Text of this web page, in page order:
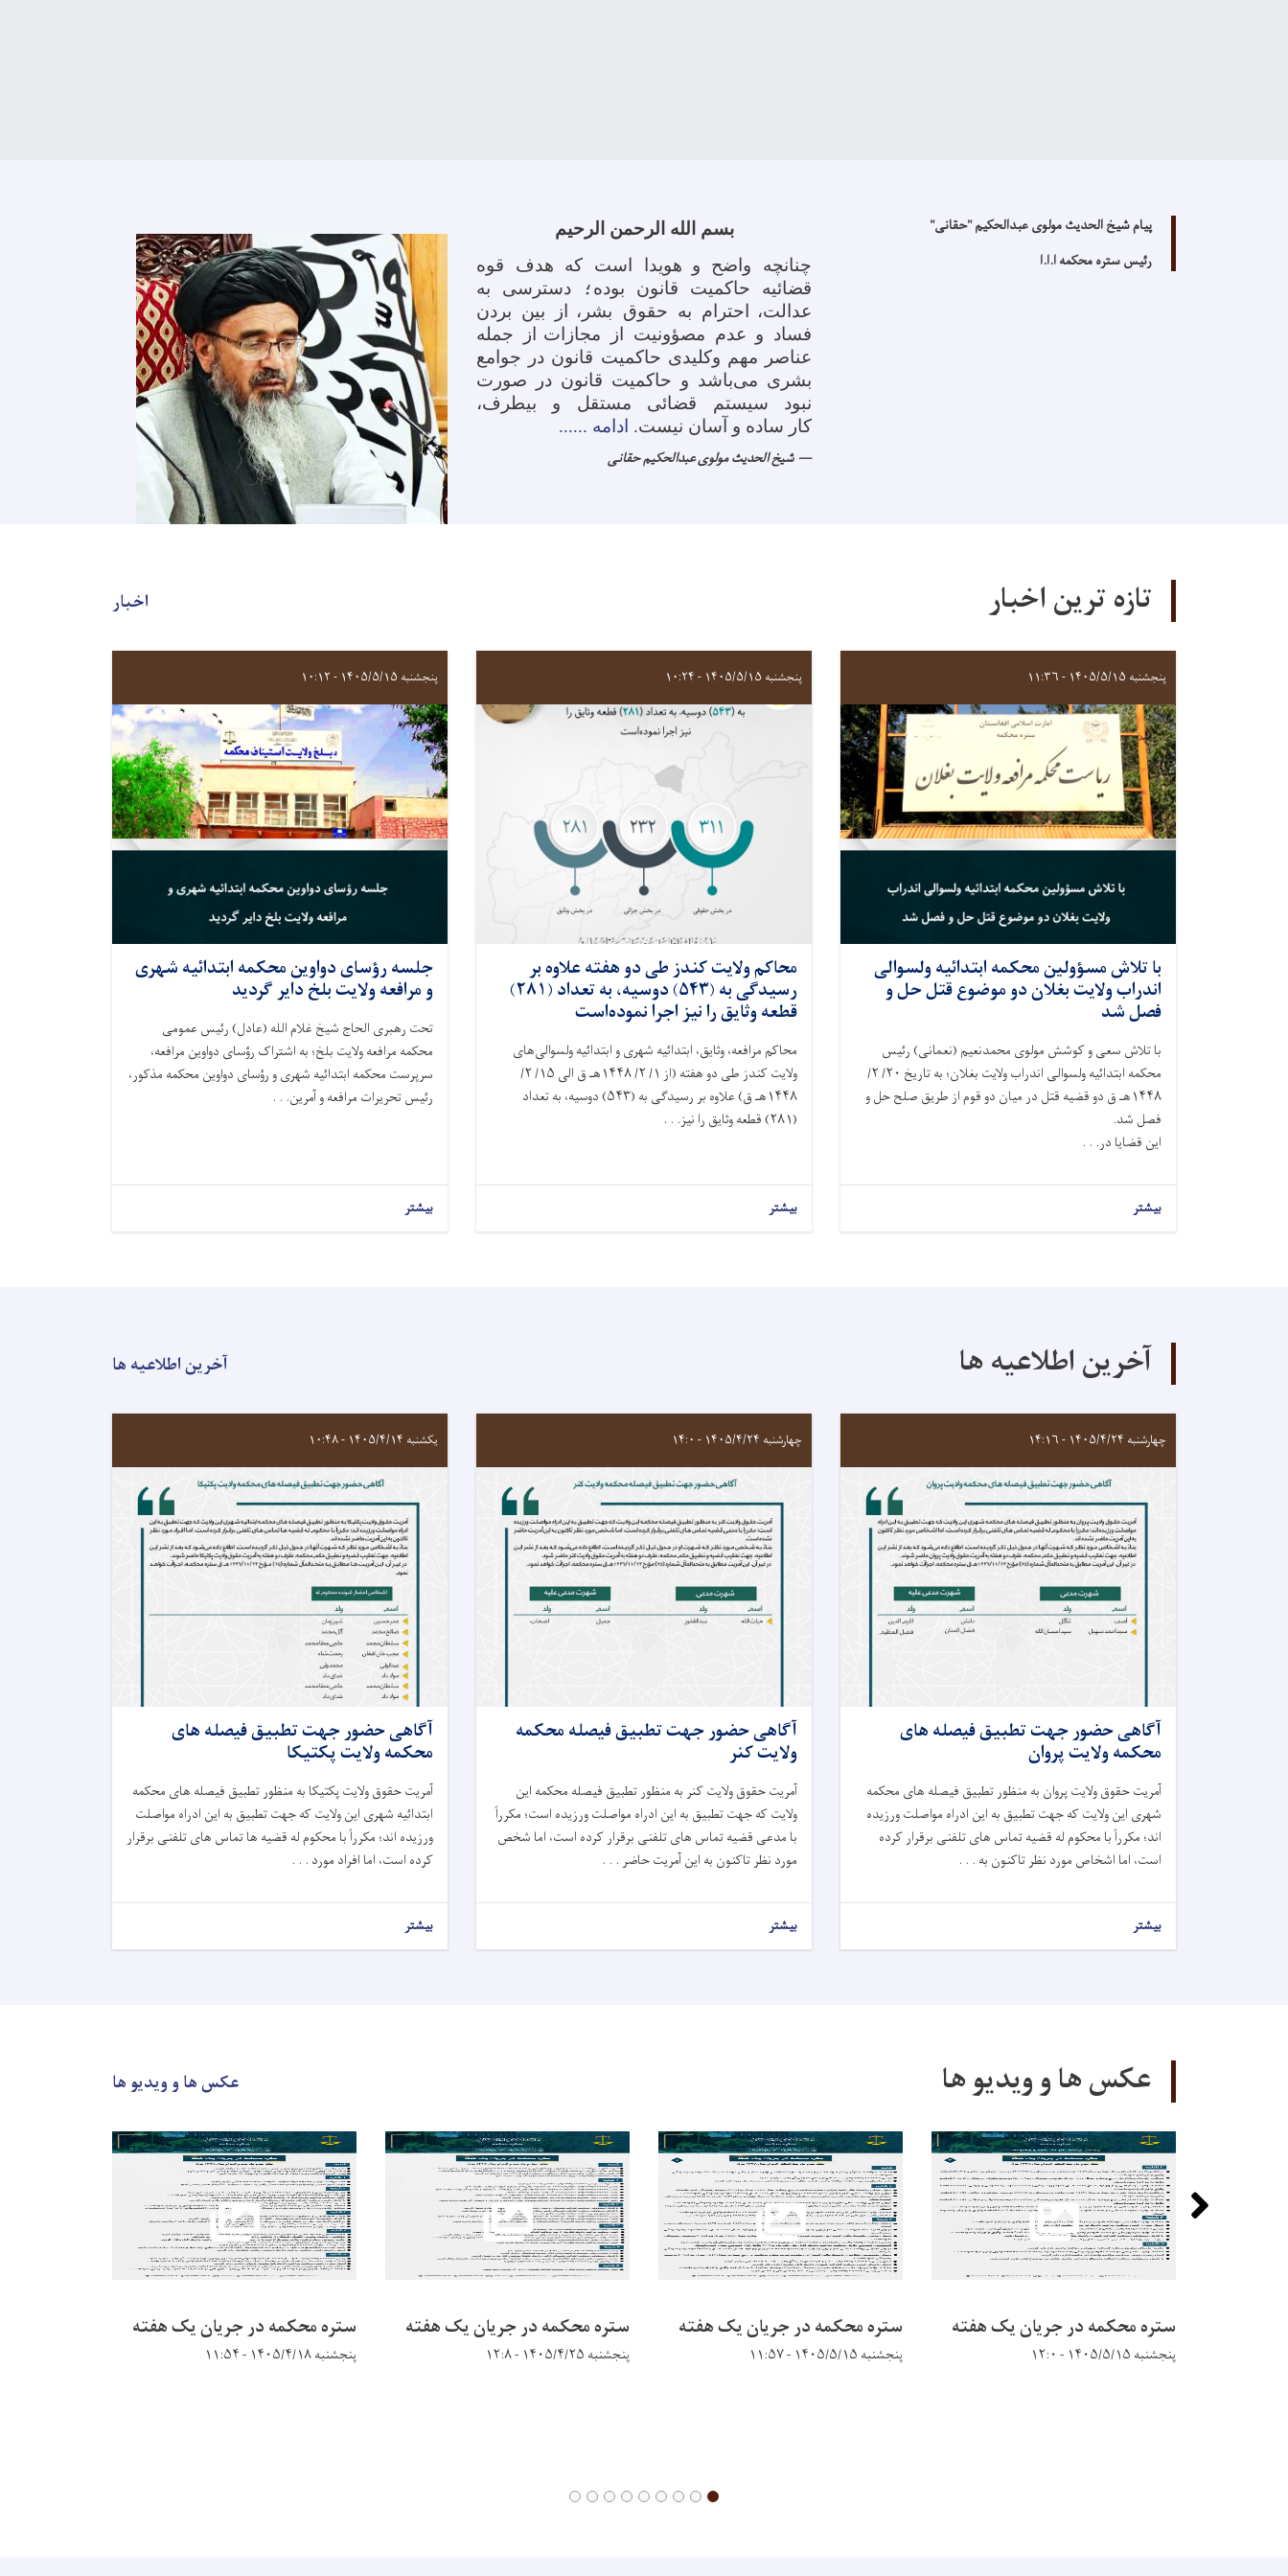
پیامشیخ الحدیث مولوی عبدالحکیم "حقانی"
رئیس ستره محکمه ا.ا.ا
بسم الله الرحمن الرحیم
چنانچه واضح و هویدا است که هدف قوه
قضائیه حاکمیت قانون بوده؛ دسترسی به
عدالت، احترام به حقوق بشر، از بین بردن
فساد و عدم مصؤونیت از مجازات از جمله
عناصر مهم وکلیدی حاکمیت قانون در جوامع
بشری می‌باشد و حاکمیت قانون در صورت
نبود سیستم قضائی مستقل و بیطرف،
کار ساده و آسان نیست. ادامه ......
شیخ الحدیث مولوی عبدالحکیم حقانی
تازه ترین اخبار اخبار
پنجشنبه ۱۴۰۵/۵/۱۵ - ۱۱:۳۶
با تلاش مسؤولين محکمه ابتدائیه ولسوالی
اندراب ولايت بغلان دو موضوع قتل حل و
فصل شد
با تلاش سعی و کوشش مولوی محمدنعیم (نعمانی) رئیس
محکمه ابتدائیه ولسوالی اندراب ولايت بغلان؛ به تاريخ ۲۰/ ۲/
۱۴۴۸هـ ق دو قضیه قتل در میان دو قوم از طریق صلح حل و
فصل شد.
این قضایا در. . .
بیشتر
پنجشنبه ۱۴۰۵/۵/۱۵ - ۱۰:۲۴
محاکم ولايت کندز طی دو هفته علاوه بر
رسيدگی به (۵۴۳) دوسیه، به تعداد (۲۸۱)
قطعه وثایق را نیز اجرا نموده‌است
محاکم مرافعه، وثايق، ابتدائیه شهرى و ابتدائیه ولسوالى‌های
ولایت کندز طی دو هفته (از ۱/ ۲/ ۱۴۴۸هـ ق الى ۱۵/ ۲/
۱۴۴۸هـ ق) علاوه بر رسيدگی به (۵۴۳) دوسیه، به تعداد
(۲۸۱) قطعه وثایق را نیز. . .
بیشتر
پنجشنبه ۱۴۰۵/۵/۱۵ - ۱۰:۱۲
جلسه رؤسای دواوین محکمه ابتدائیه شهری
و مرافعه ولایت بلخ داير گردید
تحت رهبری الحاج شیخ غلام الله (عادل) رئیس عمومی
محکمه مرافعه ولایت بلخ؛ به اشتراک رؤسای دواوین مرافعه،
سرپرست محکمه ابتدائیه شهری و رؤسای دواوین محکمه مذکور،
رئیس تحریرات مرافعه و آمرین. . .
بیشتر
آخرین اطلاعیه ها آخرین اطلاعیه ها
چهارشنبه ۱۴۰۵/۴/۲۴ - ۱۴:۱۶
آگاهی حضور جهت تطبیق فیصله های
محکمه ولایت پروان
آمریت حقوق ولایت پروان به منظور تطبیق فیصله های محکمه
شهری این ولایت که جهت تطبیق به این ادراه مواصلت ورزیده
اند؛ مکرراً با محکوم له قضیه تماس های تلفنی برقرار کرده
است، اما اشخاص مورد نظر تاکنون به . . .
بیشتر
چهارشنبه ۱۴۰۵/۴/۲۴ - ۱۴:۰
آگاهی حضور جهت تطبیق فیصله محکمه
ولایت کنر
آمریت حقوق ولایت کنر به منظور تطبیق فیصله محکمه این
ولایت که جهت تطبیق به این ادراه مواصلت ورزیده است؛ مکرراً
با مدعی قضیه تماس های تلفنی برقرار کرده است، اما شخص
مورد نظر تاکنون به این آمریت حاضر . . .
بیشتر
یکشنبه ۱۴۰۵/۴/۱۴ - ۱۰:۴۸
آگاهی حضور جهت تطبیق فیصله های
محکمه ولایت پکتیکا
آمریت حقوق ولایت پکتیکا به منظور تطبیق فیصله های محکمه
ابتدائیه شهری این ولایت که جهت تطبیق به این ادراه مواصلت
ورزیده اند؛ مکرراً با محکوم له قضیه ها تماس های تلفنی برقرار
کرده است، اما افراد مورد . . .
بیشتر
عکس ها و ویدیو ها عکس ها و ویدیو ها
ستره محکمه در جریان يک هفته
پنجشنبه ۱۴۰۵/۵/۱۵ - ۱۲:۰
ستره محکمه در جریان يک هفته
پنجشنبه ۱۴۰۵/۵/۱۵ - ۱۱:۵۷
ستره محکمه در جریان يک هفته
پنجشنبه ۱۴۰۵/۴/۲۵ - ۱۲:۸
ستره محکمه در جریان يک هفته
پنجشنبه ۱۴۰۵/۴/۱۸ - ۱۱:۵۴